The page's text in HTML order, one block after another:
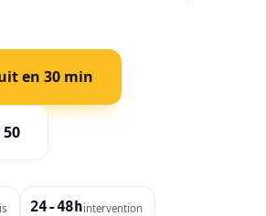
en 30 min
50
24-48hintervention